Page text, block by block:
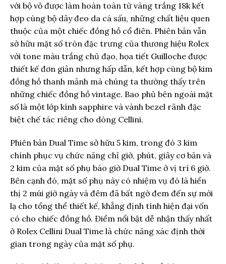
với bộ vỏ được làm hoàn toàn từ vàng trắng 18k kết
hợp cùng bộ dây đeo da cá sấu, những chất liệu quen
thuộc của một chiếc đồng hồ cổ điên. Phiên bản vẫn
sở hữu mặt số tròn đặc trưng của thương hiệu Rolex
với tone màu trắng chủ đạo, họa tiết Guilloche được
thiết kế đơn giản nhưng hấp dẫn, kết hợp cùng bộ kim
đồng hồ thanh mảnh mà chúng ta thường thấy trên
những chiếc đồng hồ vintage. Bao phủ bên ngoài mặt
số là một lớp kính sapphire và vành bezel rãnh đặc
biệt chế tác riêng cho dòng Cellini.
Phiên bản Dual Time sở hữu 5 kim, trong đó 3 kim
chính phục vụ chức năng chỉ giờ, phút, giây cơ bản và
2 kim của mặt số phụ báo giờ Dual Time ở vị trí 6 giờ.
Bên cạnh đó, mặt số phụ này có nhiệm vụ đó là hiển
thị 2 múi giờ ngày và đêm đã bất ngờ đem đến sự mới
lạ cho tổng thể thiết kế, khẳng định tính hiện đại vốn
có cho chiếc đồng hồ. Điểm nổi bật dễ nhận thấy nhất
ở Rolex Cellini Dual Time là chức năng xác định thời
gian trong ngày của mặt số phụ.